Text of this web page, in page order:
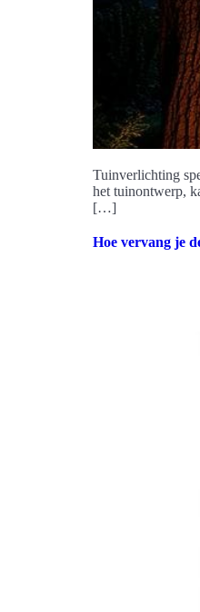
Tuinverlichting
het tuinontwerp,
[…]
Hoe vervang je